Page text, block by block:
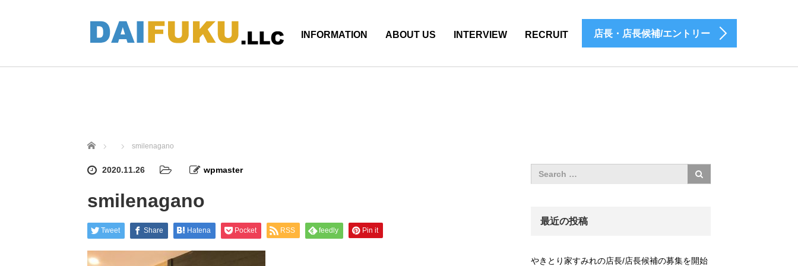
INFORMATION ABOUT US INTERVIEW RECRUIT 店長・店長候補/エントリー
ホーム smilenagano
2020.11.26 wpmaster
smilenagano
Tweet Share Hatena Pocket RSS feedly Pin it
最近の投稿
やきとり家すみれの店長/店長候補の募集を開始